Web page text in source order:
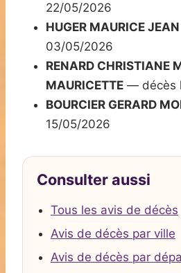
22/05/2026
HUGER MAURICE JEAN
03/05/2026
RENARD CHRISTIANE
MAURICETTE — décès
BOURCIER GERARD
15/05/2026
Consulter aussi
Tous les avis de décès
Avis de décès par ville
Avis de décès par